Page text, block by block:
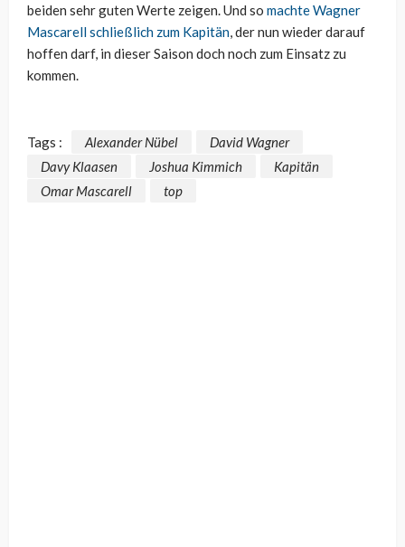
beiden sehr guten Werte zeigen. Und so machte Wagner
Mascarell schließlich zum Kapitän, der nun wieder darauf
hoffen darf, in dieser Saison doch noch zum Einsatz zu
kommen.
Tags : Alexander Nübel
David Wagner
Davy Klaasen
Joshua Kimmich
Kapitän
Omar Mascarell
top